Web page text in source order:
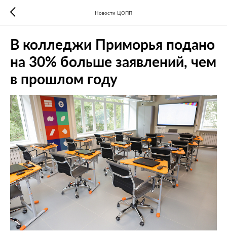
Новости ЦОПП
В колледжи Приморья подано
на 30% больше заявлений, чем
в прошлом году